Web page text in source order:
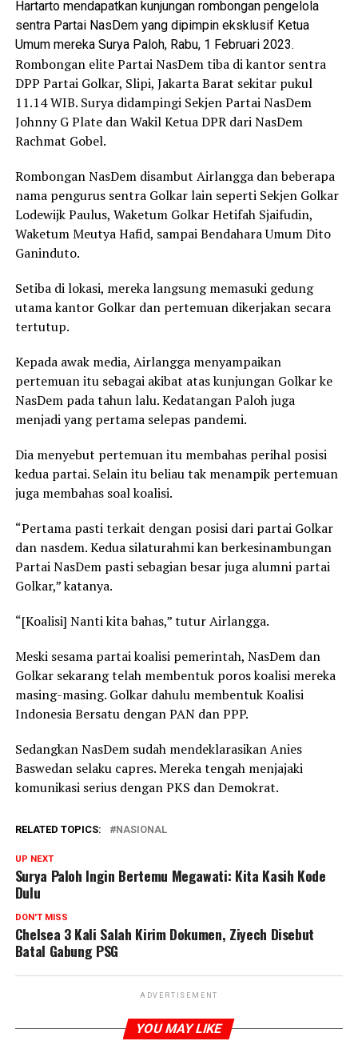
Hartarto mendapatkan kunjungan rombongan pengelola
sentra Partai NasDem yang dipimpin eksklusif Ketua
Umum mereka Surya Paloh, Rabu, 1 Februari 2023.
Rombongan elite Partai NasDem tiba di kantor sentra
DPP Partai Golkar, Slipi, Jakarta Barat sekitar pukul
11.14 WIB. Surya didampingi Sekjen Partai NasDem
Johnny G Plate dan Wakil Ketua DPR dari NasDem
Rachmat Gobel.
Rombongan NasDem disambut Airlangga dan beberapa
nama pengurus sentra Golkar lain seperti Sekjen Golkar
Lodewijk Paulus, Waketum Golkar Hetifah Sjaifudin,
Waketum Meutya Hafid, sampai Bendahara Umum Dito
Ganinduto.
Setiba di lokasi, mereka langsung memasuki gedung
utama kantor Golkar dan pertemuan dikerjakan secara
tertutup.
Kepada awak media, Airlangga menyampaikan
pertemuan itu sebagai akibat atas kunjungan Golkar ke
NasDem pada tahun lalu. Kedatangan Paloh juga
menjadi yang pertama selepas pandemi.
Dia menyebut pertemuan itu membahas perihal posisi
kedua partai. Selain itu beliau tak menampik pertemuan
juga membahas soal koalisi.
“Pertama pasti terkait dengan posisi dari partai Golkar
dan nasdem. Kedua silaturahmi kan berkesinambungan
Partai NasDem pasti sebagian besar juga alumni partai
Golkar,” katanya.
“[Koalisi] Nanti kita bahas,” tutur Airlangga.
Meski sesama partai koalisi pemerintah, NasDem dan
Golkar sekarang telah membentuk poros koalisi mereka
masing-masing. Golkar dahulu membentuk Koalisi
Indonesia Bersatu dengan PAN dan PPP.
Sedangkan NasDem sudah mendeklarasikan Anies
Baswedan selaku capres. Mereka tengah menjajaki
komunikasi serius dengan PKS dan Demokrat.
RELATED TOPICS: NASIONAL
UP NEXT
Surya Paloh Ingin Bertemu Megawati: Kita Kasih Kode
Dulu
DON'T MISS
Chelsea 3 Kali Salah Kirim Dokumen, Ziyech Disebut
Batal Gabung PSG
ADVERTISEMENT
YOU MAY LIKE